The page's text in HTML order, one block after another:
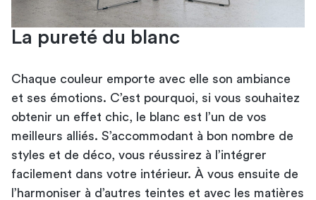
La pureté du blanc
Chaque couleur emporte avec elle son ambiance
et ses émotions. C’est pourquoi, si vous souhaitez
obtenir un effet chic, le blanc est l’un de vos
meilleurs alliés. S’accommodant à bon nombre de
styles et de déco, vous réussirez à l’intégrer
facilement dans votre intérieur. À vous ensuite de
l’harmoniser à d’autres teintes et avec les matières